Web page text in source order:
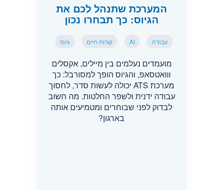
המערכת שתנהל לכם את
הגיוס: כך תבחרו נכון
עבודה AI קורות חיים גיוס
מועמדים נעלמים בין מיילים, אקסלים
ווואטסאפ, והגיוס הופך למסורבל: כך
מערכת ATS יכולה לעשות סדר, לחסוך
עבודה ידנית ולשפר החלטות. מה חשוב
לבדוק לפני שבוחרים ומטמיעים אותה
בארגון?